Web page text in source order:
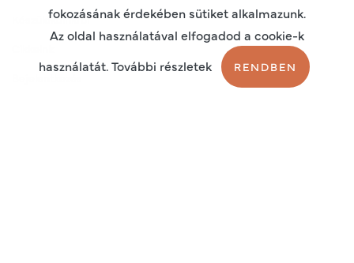
Készülékeinkről
fokozásának érdekében sütiket alkalmazunk.
Az oldal használatával elfogadod a cookie-k
használatát. További részletek
RENDBEN